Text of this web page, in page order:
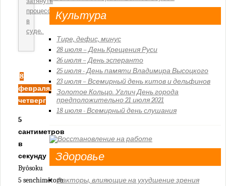
процесс
в
суде.
8
февраля,
четверг
5
сантиметров
в
секунду
Byôsoku
5 senchimêtoru
Культура
Тире, дефис, минус
28 июля – День Крещения Руси
26 июля – День эсперанто
25 июля - День памяти Владимира Высоцкого
23 июля – Всемирный день китов и дельфинов
Золотое Кольцо. Углич День города
предположительно 21 июля 2021
18 июля - Всемирный день слушания
Здоровье
Факторы, влияющие на ухудшение зрения